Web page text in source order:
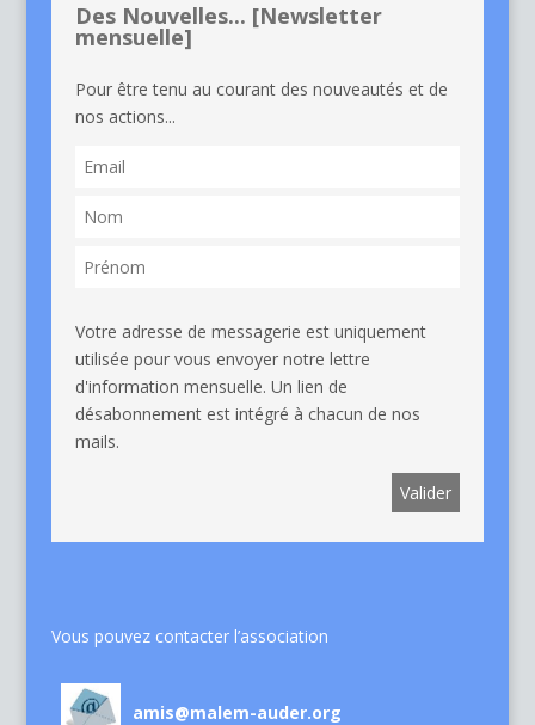
Des Nouvelles... [Newsletter
mensuelle]
Pour être tenu au courant des nouveautés et de
nos actions...
Votre adresse de messagerie est uniquement
utilisée pour vous envoyer notre lettre
d'information mensuelle. Un lien de
désabonnement est intégré à chacun de nos
mails.
Vous pouvez contacter l’association
amis@malem-auder.org